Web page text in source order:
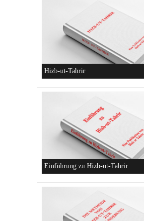
Die parteiliche Blockbildung
Konzeptionen von Hizb-ut-Tahrir